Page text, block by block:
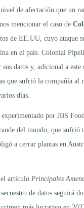
de afectación que un
mencionar el caso de
de EE.UU, cuyo ataque
en el país. Colonial
sus datos y, adicional a este
que sufrió la compañía al
días.
por JBS
del mundo, que sufrió
a cerrar plantas en
artículo Principales
de datos seguirá